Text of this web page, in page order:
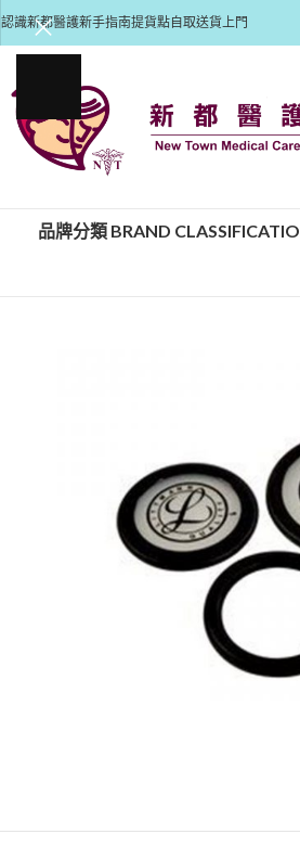
認識新都醫護新手指南提貨點自取送貨上門
品牌分類 BRAND